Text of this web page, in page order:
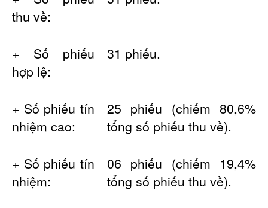
thu về:
+ Số phiếu
hợp lệ:
31 phiếu.
+ Số phiếu tín
nhiệm cao:
25 phiếu (chiếm 80,6%
tổng số phiếu thu về).
+ Số phiếu tín
nhiệm:
06 phiếu (chiếm 19,4%
tổng số phiếu thu về).